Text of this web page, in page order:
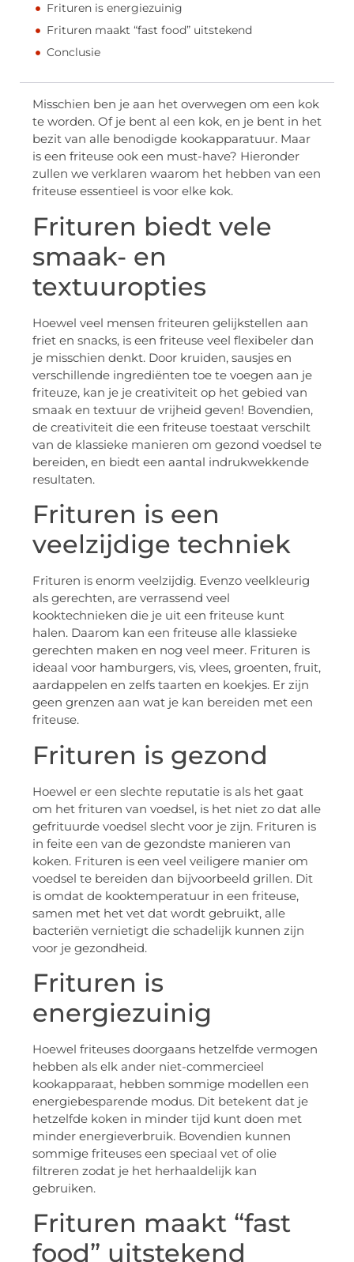
Frituren is energiezuinig
Frituren maakt “fast food” uitstekend
Conclusie
Misschien ben je aan het overwegen om een kok
te worden. Of je bent al een kok, en je bent in het
bezit van alle benodigde kookapparatuur. Maar
is een friteuse ook een must-have? Hieronder
zullen we verklaren waarom het hebben van een
friteuse essentieel is voor elke kok.
Frituren biedt vele
smaak- en
textuuropties
Hoewel veel mensen friteuren gelijkstellen aan
friet en snacks, is een friteuse veel flexibeler dan
je misschien denkt. Door kruiden, sausjes en
verschillende ingrediënten toe te voegen aan je
friteuze, kan je je creativiteit op het gebied van
smaak en textuur de vrijheid geven! Bovendien,
de creativiteit die een friteuse toestaat verschilt
van de klassieke manieren om gezond voedsel te
bereiden, en biedt een aantal indrukwekkende
resultaten.
Frituren is een
veelzijdige techniek
Frituren is enorm veelzijdig. Evenzo veelkleurig
als gerechten, are verrassend veel
kooktechnieken die je uit een friteuse kunt
halen. Daarom kan een friteuse alle klassieke
gerechten maken en nog veel meer. Frituren is
ideaal voor hamburgers, vis, vlees, groenten, fruit,
aardappelen en zelfs taarten en koekjes. Er zijn
geen grenzen aan wat je kan bereiden met een
friteuse.
Frituren is gezond
Hoewel er een slechte reputatie is als het gaat
om het frituren van voedsel, is het niet zo dat alle
gefrituurde voedsel slecht voor je zijn. Frituren is
in feite een van de gezondste manieren van
koken. Frituren is een veel veiligere manier om
voedsel te bereiden dan bijvoorbeeld grillen. Dit
is omdat de kooktemperatuur in een friteuse,
samen met het vet dat wordt gebruikt, alle
bacteriën vernietigt die schadelijk kunnen zijn
voor je gezondheid.
Frituren is
energiezuinig
Hoewel friteuses doorgaans hetzelfde vermogen
hebben als elk ander niet-commercieel
kookapparaat, hebben sommige modellen een
energiebesparende modus. Dit betekent dat je
hetzelfde koken in minder tijd kunt doen met
minder energieverbruik. Bovendien kunnen
sommige friteuses een speciaal vet of olie
filtreren zodat je het herhaaldelijk kan
gebruiken.
Frituren maakt “fast
food” uitstekend